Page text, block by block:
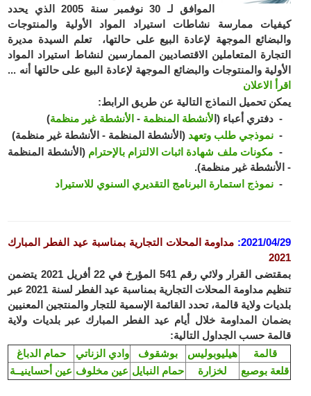
الموافق لـ 30 نوفمبر سنة 2005 الذي يحدد
ممارسة نشاطات استيراد المواد الأولية والمنتوجات
الموجهة لإعادة البيع على حالتها، تعلم السيدة مديرة
المتعاملين الاقتصاديين الممارسين لنشاط استيراد المواد
والمنتوجات والبضائع الموجهة لإعادة البيع على حالتها أنه ...
الاعلان
تحميل النماذج التالية عن طريق الرابط:
أعباء (ا لأنشطة المنظمة-الأنشطة غير منظمة )
نموذجي طلب وتعهد(الأنشطة المنظمة - الأنشطة غير منظمة)
مكونات ملف شهادة اثبات الالتزام بالإحترام(الأنشطة المنظمة
غير منظمة).
نموذج استمارة البرنامج التقديري السنوي للاستيراد
2021/
: مداومة المحلات التجارية بمناسبة عيد الفطر المبارك
ال
قرار ولائي رقم 541 المؤرخ في 22 أفريل 2021 يتضمن
تنظيم مداومة المحلات التجارية بمناسبة عيد الفطر لسنة 2021 عبر
ولاية قالمة، تحدد القائمة الإسمية للتجار والمنتجين المعنيين
المداومة خلال أيام عيد الفطر المبارك عبر بلديات ولاية
حسب الجداول التالية:
حمام الدباغ
وادي الزناتي بوشقوف هيليوبوليس
عين أحساينيــة عين مخلوف حمام النبايل لخزارة بوصبع